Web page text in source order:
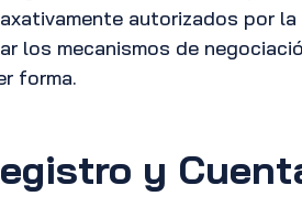
autorizados por
los mecanismos de
forma.
y